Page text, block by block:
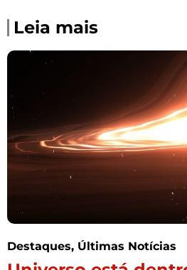
Leia mais
Destaques, Últimas Notícias